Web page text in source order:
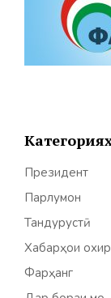
Президент
Парлумон
Тандурустӣ
Хабарҳои
Фарҳанг